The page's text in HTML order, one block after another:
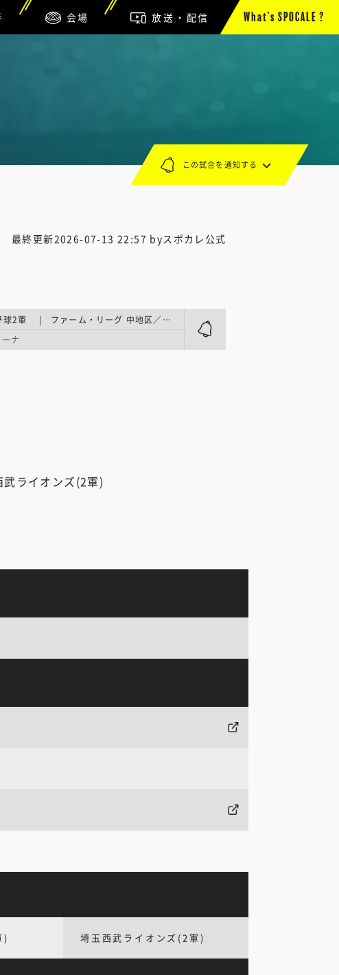
会場 放送・配信 What’s SPOCALE ?
最終更新2026-07-13 22:57 byスポカレ公式
プロ野球2軍 | ファーム・リーグ 中地区／ファームサンクスデーinベルーナドーム
ナ
武ライオンズ(2軍)
この試合を通知する
) 埼玉西武ライオンズ(2軍)